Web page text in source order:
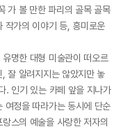
가 볼 만한 파리의 골목 골목
작가의 이야기 등, 흥미로운
명한 대형 미술관이 떠오르
잘 알려지지는 않았지만 놓
. 인기 있는 카페 앞을 지나가
여정을 따라가는 동시에 단순
스의 예술을 사랑한 저자의